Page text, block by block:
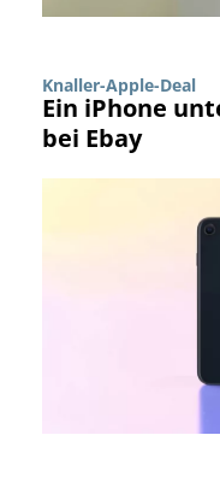
Knaller-Apple-Deal
Ein iPhone
bei Ebay